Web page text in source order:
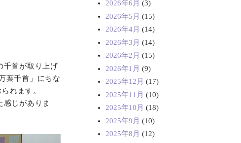
千首が取り上げ
葉千首」にちな
れます。
じがありま
2026年6月 (3)
2026年5月 (15)
2026年4月 (14)
2026年3月 (14)
2026年2月 (15)
2026年1月 (9)
2025年12月 (17)
2025年11月 (10)
2025年10月 (18)
2025年9月 (10)
2025年8月 (12)